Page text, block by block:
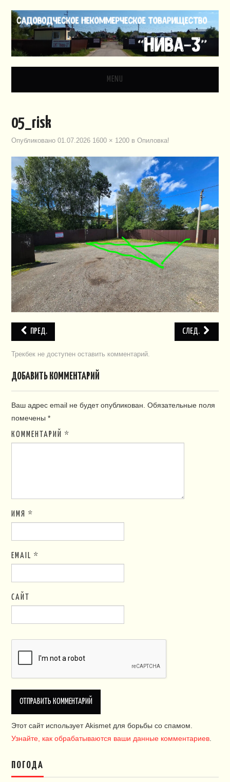
MENU
ДОКУМЕНТЫ
ЗАКОНОДАТЕЛЬСТВО
ВИДЕО
ПЛАН СНТ
КОНТАКТЫ
СЛУЖБЫ
НАПИСАТЬ!
05_risk
Опубликовано01.07.2026 1600 × 1200 вОпиловка!
ПРЕД. СЛЕД.
Трекбек не доступеноставить комментарий
ДОБАВИТЬ КОММЕНТАРИЙ
Ваш адрес email не будет опубликован. Обязательные поля
помечены*
КОММЕНТАРИЙ*
ИМЯ*
EMAIL*
САЙТ
Этот сайт использует Akismet для борьбы со спамом.
Узнайте, как обрабатываются ваши данные комментариев
ПОГОДА